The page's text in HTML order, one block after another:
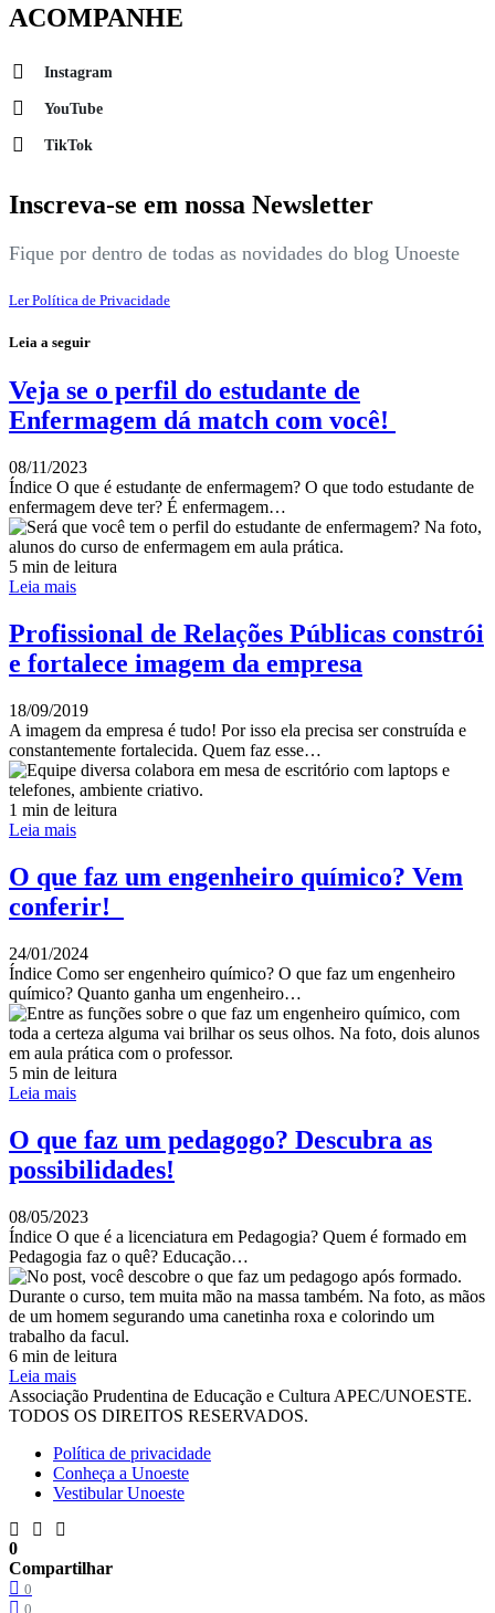
ACOMPANHE
Instagram
YouTube
TikTok
Inscreva-se em nossa Newsletter
Fique por dentro de todas as novidades do blog Unoeste
Ler Política de Privacidade
Leia a seguir
Veja se o perfil do estudante de
Enfermagem dá match com você!
08/11/2023
Índice O que é estudante de enfermagem? O que todo estudante de
enfermagem deve ter? É enfermagem…
5 min de leitura
Leia mais
Profissional de Relações Públicas constrói
e fortalece imagem da empresa
18/09/2019
A imagem da empresa é tudo! Por isso ela precisa ser construída e
constantemente fortalecida. Quem faz esse…
1 min de leitura
Leia mais
O que faz um engenheiro químico? Vem
conferir!
24/01/2024
Índice Como ser engenheiro químico? O que faz um engenheiro
químico? Quanto ganha um engenheiro…
5 min de leitura
Leia mais
O que faz um pedagogo? Descubra as
possibilidades!
08/05/2023
Índice O que é a licenciatura em Pedagogia? Quem é formado em
Pedagogia faz o quê? Educação…
6 min de leitura
Leia mais
Associação Prudentina de Educação e Cultura APEC/UNOESTE.
TODOS OS DIREITOS RESERVADOS.
Política de privacidade
Conheça a Unoeste
Vestibular Unoeste
0
Compartilhar
0
0